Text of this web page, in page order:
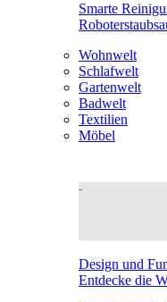
Smarte
Wohnwelt
Schlafwelt
Gartenwelt
Badwelt
Textilien
Möbel
Design und
Entdecke die